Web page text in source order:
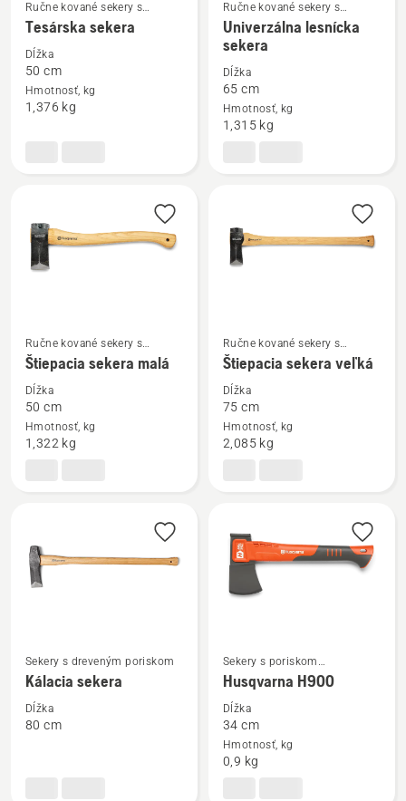
Zobraziť
viac
podrobností
Tesárska
Ručne kované sekery s
dreveným poriskom
Tesárska sekera
Dĺžka
50 cm
Hmotnosť, kg
1,376 kg
Zobraziť
viac
podrobností
Univerzálna
lesnícka
Ručne kované sekery s
dreveným poriskom
Univerzálna lesnícka
sekera
Dĺžka
65 cm
Hmotnosť, kg
1,315 kg
Zobraziť
viac
podrobností
Štiepacia
Ručne kované sekery s
dreveným poriskom
Štiepacia sekera malá
Dĺžka
50 cm
Hmotnosť, kg
1,322 kg
Zobraziť
viac
podrobností
Štiepacia
Ručne kované sekery s
dreveným poriskom
Štiepacia sekera veľká
Dĺžka
75 cm
Hmotnosť, kg
2,085 kg
Zobraziť
viac
podrobností
Sekery s dreveným poriskom
Kálacia sekera
Dĺžka
80 cm
Zobraziť
viac
podrobností
Husqvarna
Sekery s poriskom
z kompozitného materiálu
Husqvarna H900
Dĺžka
34 cm
Hmotnosť, kg
0,9 kg